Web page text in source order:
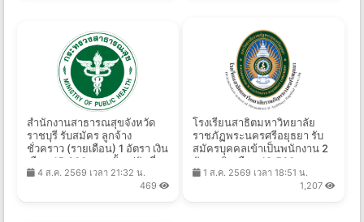
สำนักงานสาธารณสุขจังหวัด
ราชบุรี รับสมัคร ลูกจ้าง
ชั่วคราว (รายเดือน) 1 อัตรา เงิน
เดือน 15,000 บาท ตั้งแต่วันที่
5-11 ส.ค. 2569
4 ส.ค. 2569 เวลา 21:32 น.
469
โรงเรียนสาธิตมหาวิทยาลัย
ราชภัฏพระนครศรีอยุธยา รับ
สมัครบุคคลเข้าเป็นพนักงาน 2
อัตรา เงินเดือน 19,500 บาท
ตั้งแต่บัดนี้ - 13 ส.ค. 2569
1 ส.ค. 2569 เวลา 18:51 น.
1,207